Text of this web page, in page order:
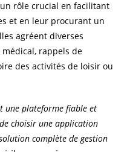
rôle crucial en facilitant
et en leur procurant un
agréent diverses
rappels de
des activités de loisir ou
une plateforme fiable et
choisir une application
complète de gestion